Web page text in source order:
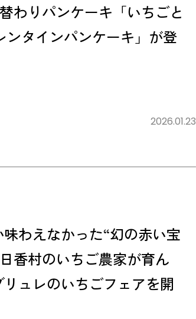
わりパンケーキ「いちごと
タインパンケーキ」が登
2026.01.23
味わえなかった“幻の赤い宝
香村のいちご農家が育ん
ュレのいちごフェアを開